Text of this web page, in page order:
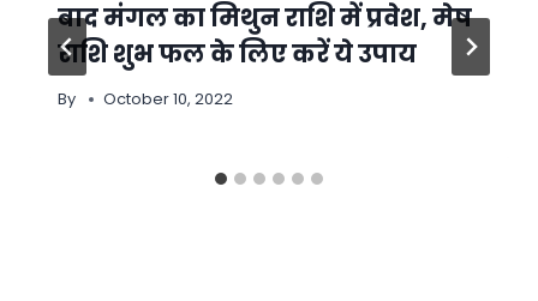
बाद मंगल का मिथुन राशि में प्रवेश, मेष
राशि शुभ फल के लिए करें ये उपाय
By October 10, 2022